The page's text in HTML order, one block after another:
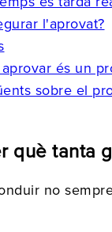
l'aprovat?
és un
sobre el
què tanta
no